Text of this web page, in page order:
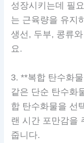
성장시키는데 필
는 근육량을 유지
생선, 두부, 콩류
요.
3. **복합 탄수화
같은 단순 탄수화
합 탄수화물을 선
랜 시간 포만감을
줍니다.